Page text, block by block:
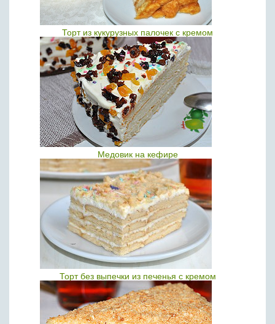
Торт из кукурузных палочек с кремом
Медовик на кефире
Торт без выпечки из печенья с кремом